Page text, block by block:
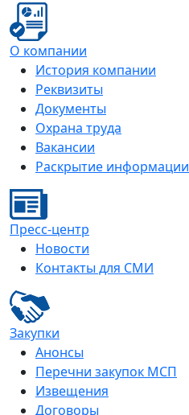
О компании
История компании
Реквизиты
Документы
Охрана труда
Вакансии
Раскрытие информации
Пресс-центр
Новости
Контакты для СМИ
Закупки
Анонсы
Перечни закупок МСП
Извещения
Договоры